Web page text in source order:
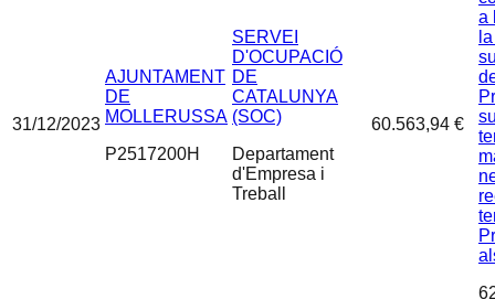
31/12/2023
AJUNTAMENT
DE
MOLLERUSSA
P2517200H
SERVEI
D'OCUPACIÓ
DE
CATALUNYA
(SOC)
Departament
d'Empresa i
Treball
60.563,94 €
a